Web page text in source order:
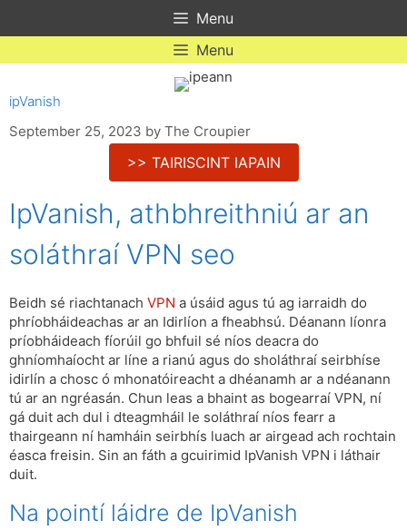
Menu
Menu
ipVanish
September 25, 2023 by The Croupier
>> TAIRISCINT IAPAIN
IpVanish, athbhreithniú ar an
soláthraí VPN seo
Beidh sé riachtanach VPN a úsáid agus tú ag iarraidh do
phríobháideachas ar an Idirlíon a fheabhsú. Déanann líonra
príobháideach fíorúil go bhfuil sé níos deacra do
ghníomhaíocht ar líne a rianú agus do sholáthraí seirbhíse
idirlín a chosc ó mhonatóireacht a dhéanamh ar a ndéanann
tú ar an ngréasán. Chun leas a bhaint as bogearraí VPN, ní
gá duit ach dul i dteagmháil le soláthraí níos fearr a
thairgeann ní hamháin seirbhís luach ar airgead ach rochtain
éasca freisin. Sin an fáth a gcuirimid IpVanish VPN i láthair
duit.
Na pointí láidre de IpVanish